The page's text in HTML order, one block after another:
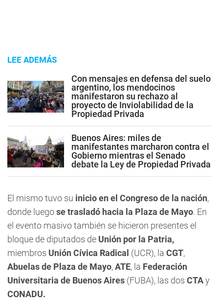
LEE ADEMÁS
Con mensajes en defensa del suelo
argentino, los mendocinos
manifestaron su rechazo al
proyecto de Inviolabilidad de la
Propiedad Privada
Buenos Aires: miles de
manifestantes marcharon contra el
Gobierno mientras el Senado
debate la Ley de Propiedad Privada
El mismo tuvo su inicio en el Congreso de la nación,
donde luegose trasladó hacia la Plaza de Mayo. En
el evento masivo también se hicieron presentes el
bloque de diputados de Unión por la Patria,
miembros Unión Cívica Radical (UCR), la CGT,
Abuelas de Plaza de Mayo,ATE, la Federación
Universitaria de Buenos Aires (FUBA), las dos CTAy
CONADU.